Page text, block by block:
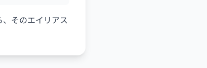
そのエイリアス